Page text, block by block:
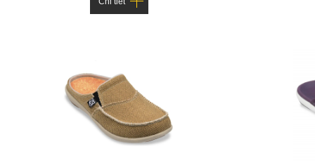
Một số thông tin hữu ích khác:
Hỗ trợ phòng ngừa và điều trị các triệu chứng thường gặp